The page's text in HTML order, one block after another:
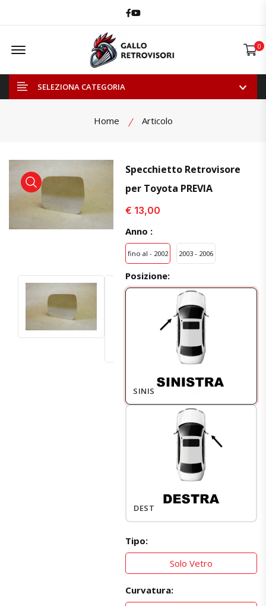
Facebook
Youtube
Offcanvas Menu Open 0
SELEZIONA CATEGORIA
Home Articolo
visualizza prodotto visualizza prodotto
Specchietto Retrovisore
per Toyota PREVIA
€ 13,00
Anno :
fino al - 2002 2003 - 2006
Posizione:
SINISTRO
DESTRO
Tipo:
Solo Vetro
Curvatura: